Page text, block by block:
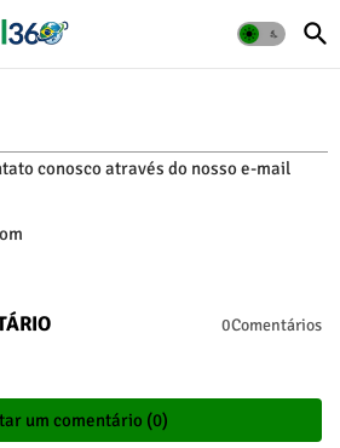
conosco através do nosso e-mail
0Comentários
um comentário (0)